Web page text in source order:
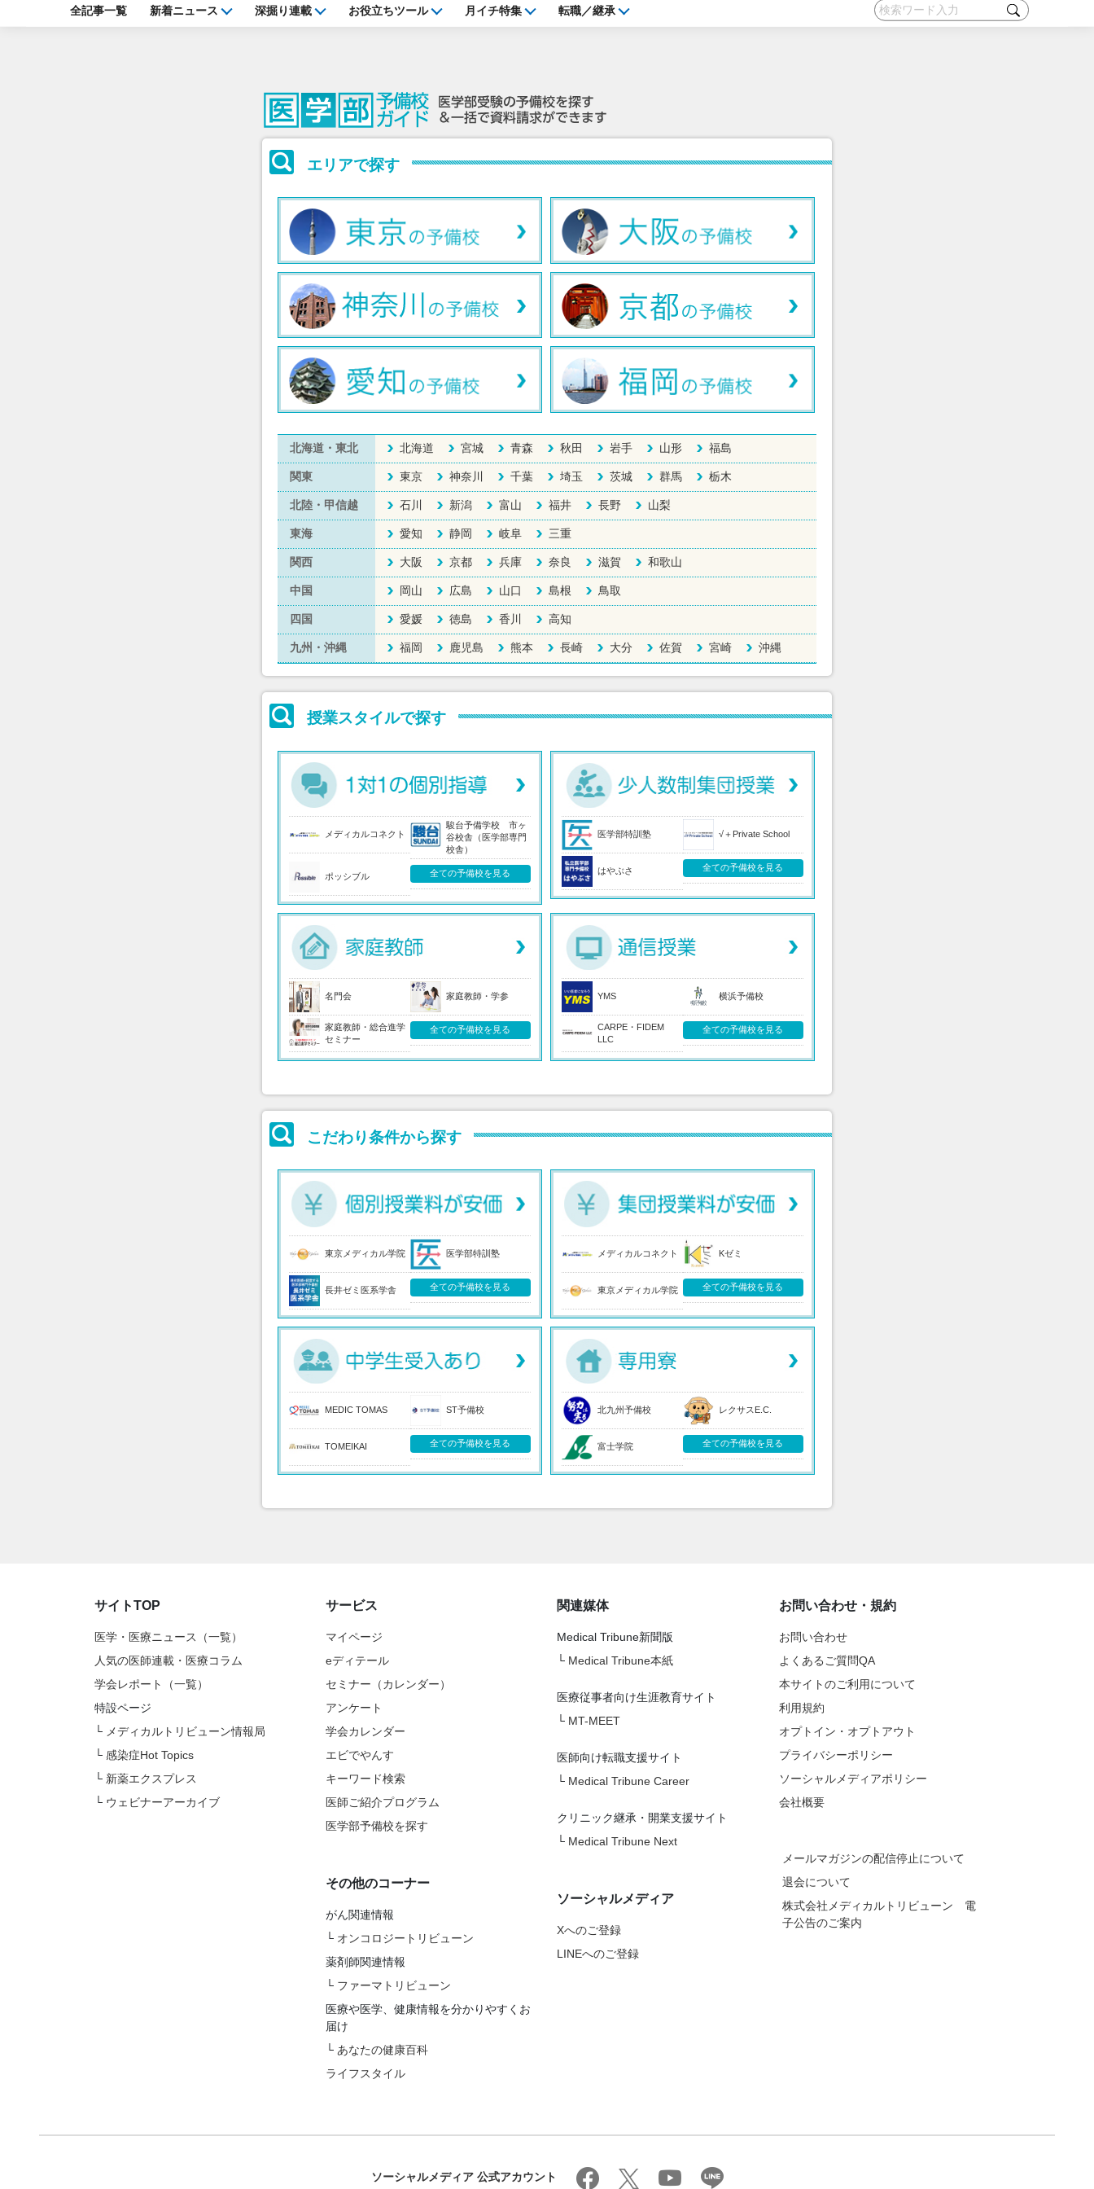
全記事一覧 新着ニュース 深掘り連載 お役立ちツール 月イチ特集 転職／継承
エリアで探す
北海道・東北 北海道 宮城 青森 秋田 岩手 山形 福島
関東 東京 神奈川 千葉 埼玉 茨城 群馬 栃木
北陸・甲信越 石川 新潟 富山 福井 長野 山梨
東海 愛知 静岡 岐阜 三重
関西 大阪 京都 兵庫 奈良 滋賀 和歌山
中国 岡山 広島 山口 島根 鳥取
四国 愛媛 徳島 香川 高知
九州・沖縄 福岡 鹿児島 熊本 長崎 大分 佐賀 宮崎 沖縄
授業スタイルで探す
メディカルコネクト
駿台予備学校 市ヶ
谷校舎（医学部専門
校舎）
ポッシブル 全ての予備校を見る
医学部特訓塾 √＋Private School
はやぶさ 全ての予備校を見る
名門会 家庭教師・学参
家庭教師・総合進学
セミナー
全ての予備校を見る
YMS 横浜予備校
CARPE・FIDEM
LLC
全ての予備校を見る
こだわり条件から探す
東京メディカル学院 医学部特訓塾
長井ゼミ医系学舎 全ての予備校を見る
メディカルコネクト Kゼミ
東京メディカル学院 全ての予備校を見る
MEDIC TOMAS ST予備校
TOMEIKAI 全ての予備校を見る
北九州予備校 レクサスE.C.
富士学院 全ての予備校を見る
サイトTOP
医学・医療ニュース（一覧）
人気の医師連載・医療コラム
学会レポート（一覧）
特設ページ
└ メディカルトリビューン情報局
└ 感染症Hot Topics
└ 新薬エクスプレス
└ ウェビナーアーカイブ
サービス
マイページ
eディテール
セミナー（カレンダー）
アンケート
学会カレンダー
エビでやんす
キーワード検索
医師ご紹介プログラム
医学部予備校を探す
その他のコーナー
がん関連情報
└ オンコロジートリビューン
薬剤師関連情報
└ ファーマトリビューン
医療や医学、健康情報を分かりやすくお
届け
└ あなたの健康百科
ライフスタイル
関連媒体
Medical Tribune新聞版
└ Medical Tribune本紙
医療従事者向け生涯教育サイト
└ MT-MEET
医師向け転職支援サイト
└ Medical Tribune Career
クリニック継承・開業支援サイト
└ Medical Tribune Next
ソーシャルメディア
Xへのご登録
LINEへのご登録
お問い合わせ・規約
お問い合わせ
よくあるご質問QA
本サイトのご利用について
利用規約
オプトイン・オプトアウト
プライバシーポリシー
ソーシャルメディアポリシー
会社概要
メールマガジンの配信停止について
退会について
株式会社メディカルトリビューン 電
子公告のご案内
ソーシャルメディア 公式アカウント